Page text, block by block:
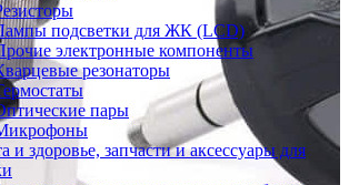
подсветки для ЖК (LCD)
электронные компоненты
резонаторы
пары
и здоровье, запчасти и аксессуары для